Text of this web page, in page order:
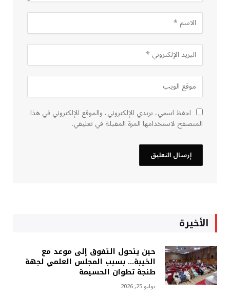
احفظ اسمي، بريدي الإلكتروني، والموقع الإلكتروني في هذا
المتصفح لاستخدامها المرة المقبلة في تعليقي.
الأخيرة
حين يتحول التفوق إلى موعد مع
الخيبة… بسبب المجلس العلمي لجهة
طنجة تطوان الحسيمة
يوليو 25, 2026